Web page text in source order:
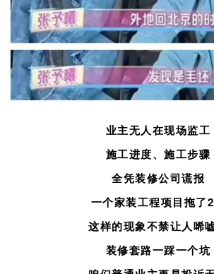
业主无人在现场监工
施工进度、施工步骤
全凭装修公司谎报
一个家装工程项目拖了
这样的现象不禁让人唏
装修套路一踩一个坑